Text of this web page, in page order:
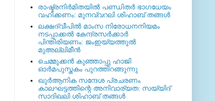
രാഷ്ട്രനിര്‍മിതയില്‍ പണ്ഡിതര്‍ ഭാഗധേയം
വഹിക്കണം: മുനവ്വറലി ശിഹാബ് തങ്ങള്‍
ലക്ഷദ്വീപില്‍ മാംസ നിരോധനനിയമം
നടപ്പാക്കല്‍ കേന്ദ്രസര്‍ക്കാര്‍
പിന്തിരിയണം: ജംഇയ്യത്തുല്‍
മുഅല്ലിമീന്‍
ചെമ്മുക്കന്‍ കുഞ്ഞാപ്പു ഹാജി
ഓര്‍മപുസ്തകം പുറത്തിറങ്ങുന്നു
ഖുര്‍ആനിക സന്ദേശ പ്രചരണം
കാലഘട്ടത്തിന്റെ അനിവാര്യത: സയ്യിദ്
സാദിഖലി ശിഹാബ് തങ്ങള്‍